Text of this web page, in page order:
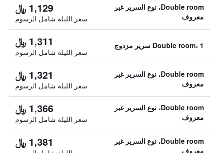
Double room، نوع السرير غير
معروف
1,129 ﷼
سعر الليلة شامل الرسوم
Double room، 1 سرير مزدوج 1,311 ﷼
سعر الليلة شامل الرسوم
Double room، نوع السرير غير
معروف
1,321 ﷼
سعر الليلة شامل الرسوم
Double room، نوع السرير غير
معروف
1,366 ﷼
سعر الليلة شامل الرسوم
Double room، نوع السرير غير
معروف
1,381 ﷼